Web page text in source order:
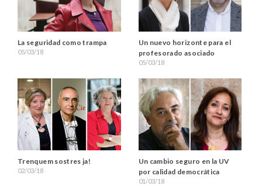
La seguridad como trampa
05/03/18
Un nuevo horizonte para el
profesorado asociado
05/03/18
Trenquem sostres ja!
02/03/18
Un cambio seguro en la UV
por calidad democrática
01/03/18